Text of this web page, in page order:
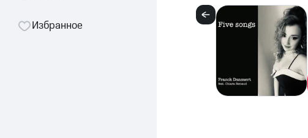
Избранное